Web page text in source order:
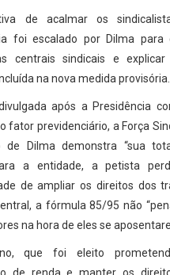
de acalmar os
foi escalado por Dilma para
centrais sindicais e
na nova medida provisória.
após a Presidência
fator previdenciário, a Força
de Dilma demonstra “sua
a entidade, a petista
de ampliar os direitos dos
a fórmula 85/95 não
na hora de eles se
que foi eleito